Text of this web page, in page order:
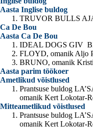
Aasta Inglise buldog
TRUVOR BULLS
Ca De Bou
Aasta Ca De Bou
IDEAL DOGS GIV
FLOYD, omanik Aljo
BRUNO, omanik
Aasta parim töökoer
Ametlikud võistlused
Prantsuse buldog
omanik Kert Lokotar-
Mitteametlikud võistlused
Prantsuse buldog
omanik Kert Lokotar-